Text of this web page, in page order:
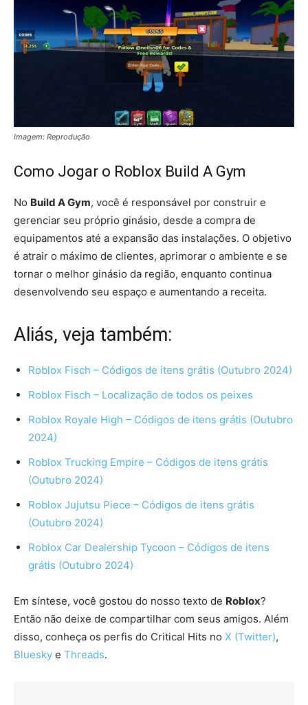
Imagem: Reprodução
Como Jogar o Roblox Build A Gym
No Build A Gym, você é responsável por construir e
gerenciar seu próprio ginásio, desde a compra de
equipamentos até a expansão das instalações. O objetivo
é atrair o máximo de clientes, aprimorar o ambiente e se
tornar o melhor ginásio da região, enquanto continua
desenvolvendo seu espaço e aumentando a receita.
Aliás, veja também:
Roblox Fisch – Códigos de itens grátis (Outubro 2024)
Roblox Fisch – Localização de todos os peixes
Roblox Royale High – Códigos de itens grátis (Outubro
2024)
Roblox Trucking Empire – Códigos de itens grátis
(Outubro 2024)
Roblox Jujutsu Piece – Códigos de itens grátis
(Outubro 2024)
Roblox Car Dealership Tycoon – Códigos de itens
grátis (Outubro 2024)
Em síntese, você gostou do nosso texto de Roblox?
Então não deixe de compartilhar com seus amigos. Além
disso, conheça os perfis do Critical Hits no X (Twitter),
Bluesky e Threads.